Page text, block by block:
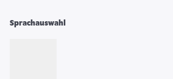
Sprachauswahl